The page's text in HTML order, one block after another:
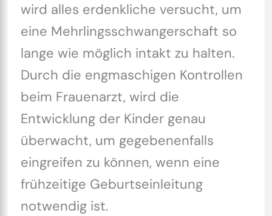
wird alles erdenkliche versucht, um
eine Mehrlingsschwangerschaft so
lange wie möglich intakt zu halten.
Durch die engmaschigen Kontrollen
beim Frauenarzt, wird die
Entwicklung der Kinder genau
überwacht, um gegebenenfalls
eingreifen zu können, wenn eine
frühzeitige Geburtseinleitung
notwendig ist.